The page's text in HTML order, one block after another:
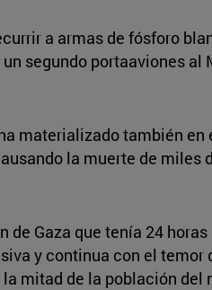
a armas de fósforo
segundo portaaviones al
materializado también
la muerte de miles
Gaza que tenía 24 horas
y continua con el temor
mitad de la población del